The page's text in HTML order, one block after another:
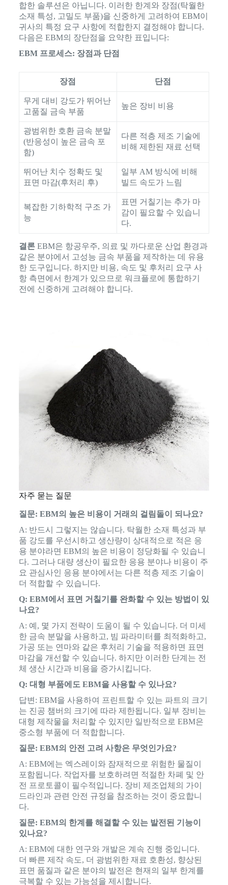
합한 솔루션은 아닙니다. 이러한 한계와 장점(탁월한
소재 특성, 고밀도 부품)을 신중하게 고려하여 EBM이
귀사의 특정 요구 사항에 적합한지 결정해야 합니다.
다음은 EBM의 장단점을 요약한 표입니다:
EBM 프로세스: 장점과 단점
장점 단점
무게 대비 강도가 뛰어난
고품질 금속 부품
높은 장비 비용
광범위한 호환 금속 분말
(반응성이 높은 금속 포
함)
다른 적층 제조 기술에
비해 제한된 재료 선택
뛰어난 치수 정확도 및
표면 마감(후처리 후)
일부 AM 방식에 비해
빌드 속도가 느림
복잡한 기하학적 구조 가
능
표면 거칠기는 추가 마
감이 필요할 수 있습니
다.
결론EBM은 항공우주, 의료 및 까다로운 산업 환경과
같은 분야에서 고성능 금속 부품을 제작하는 데 유용
한 도구입니다. 하지만 비용, 속도 및 후처리 요구 사
항 측면에서 한계가 있으므로 워크플로에 통합하기
전에 신중하게 고려해야 합니다.
자주 묻는 질문
질문: EBM의 높은 비용이 거래의 걸림돌이 되나요?
A: 반드시 그렇지는 않습니다. 탁월한 소재 특성과 부
품 강도를 우선시하고 생산량이 상대적으로 적은 응
용 분야라면 EBM의 높은 비용이 정당화될 수 있습니
다. 그러나 대량 생산이 필요한 응용 분야나 비용이 주
요 관심사인 응용 분야에서는 다른 적층 제조 기술이
더 적합할 수 있습니다.
Q: EBM에서 표면 거칠기를 완화할 수 있는 방법이 있
나요?
A: 예, 몇 가지 전략이 도움이 될 수 있습니다. 더 미세
한 금속 분말을 사용하고, 빔 파라미터를 최적화하고,
가공 또는 연마와 같은 후처리 기술을 적용하면 표면
마감을 개선할 수 있습니다. 하지만 이러한 단계는 전
체 생산 시간과 비용을 증가시킵니다.
Q: 대형 부품에도 EBM을 사용할 수 있나요?
답변: EBM을 사용하여 프린트할 수 있는 파트의 크기
는 진공 챔버의 크기에 따라 제한됩니다. 일부 장비는
대형 제작물을 처리할 수 있지만 일반적으로 EBM은
중소형 부품에 더 적합합니다.
질문: EBM의 안전 고려 사항은 무엇인가요?
A: EBM에는 엑스레이와 잠재적으로 위험한 물질이
포함됩니다. 작업자를 보호하려면 적절한 차폐 및 안
전 프로토콜이 필수적입니다. 장비 제조업체의 가이
드라인과 관련 안전 규정을 참조하는 것이 중요합니
다.
질문: EBM의 한계를 해결할 수 있는 발전된 기능이
있나요?
A: EBM에 대한 연구와 개발은 계속 진행 중입니다.
더 빠른 제작 속도, 더 광범위한 재료 호환성, 향상된
표면 품질과 같은 분야의 발전은 현재의 일부 한계를
극복할 수 있는 가능성을 제시합니다.